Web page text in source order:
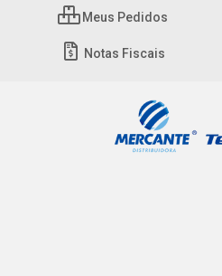
Meus Pedidos
Notas Fiscais